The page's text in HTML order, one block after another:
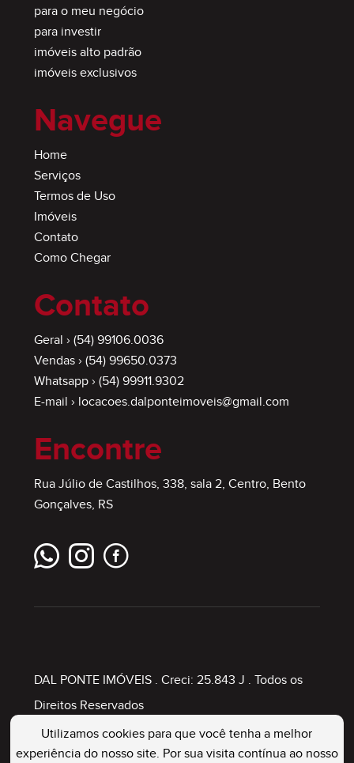
para o meu negócio
para investir
imóveis alto padrão
imóveis exclusivos
Navegue
Home
Serviços
Termos de Uso
Imóveis
Contato
Como Chegar
Contato
Geral › (54) 99106.0036
Vendas › (54) 99650.0373
Whatsapp › (54) 99911.9302
E-mail › locacoes.dalponteimoveis@gmail.com
Encontre
Rua Júlio de Castilhos, 338, sala 2, Centro, Bento
Gonçalves, RS
DAL PONTE IMÓVEIS. Creci: 25.843 J . Todos os
Direitos Reservados
Painel Imobiliário
Utilizamos cookies para que você tenha a melhor
experiência do nosso site. Por sua visita contínua ao nosso